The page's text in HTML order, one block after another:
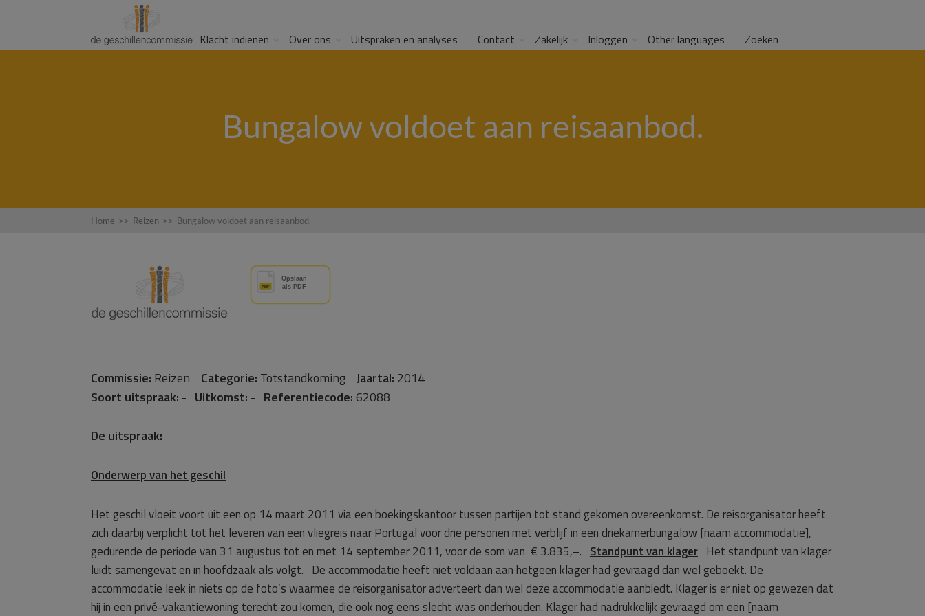
Klacht indienen Over ons Uitspraken en analyses Contact Zakelijk Inloggen Other languages Zoeken
Bungalow voldoet aan reisaanbod.
Home >> Reizen >> Bungalow voldoet aan reisaanbod.
Commissie: Reizen Categorie: Totstandkoming Jaartal: 2014
Soort uitspraak: - Uitkomst: - Referentiecode:62088
De uitspraak:
Onderwerp van het geschil
Het geschil vloeit voort uit een op 14 maart 2011 via een boekingskantoor tussen partijen tot stand gekomen overeenkomst. De reisorganisator heeft
zich daarbij verplicht tot het leveren van een vliegreis naar Portugal voor drie personen met verblijf in een driekamerbungalow [naam accommodatie],
gedurende de periode van 31 augustus tot en met 14 september 2011, voor de som van € 3.835,–. Standpunt van klager Het standpunt van klager
luidt samengevat en in hoofdzaak als volgt. De accommodatie heeft niet voldaan aan hetgeen klager had gevraagd dan wel geboekt. De
accommodatie leek in niets op de foto’s waarmee de reisorganisator adverteert dan wel deze accommodatie aanbiedt. Klager is er niet op gewezen dat
hij in een privé-vakantiewoning terecht zou komen, die ook nog eens slecht was onderhouden. Klager had nadrukkelijk gevraagd om een [naam